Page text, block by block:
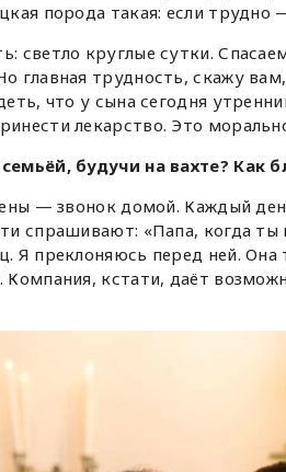
порода такая: если трудно
светло круглые сутки.
главная трудность, скажу
что у сына сегодня
лекарство. Это
будучи на вахте? Как
— звонок домой. Каждый
спрашивают: «Папа, когда
Я преклоняюсь перед ней.
Компания, кстати, даёт